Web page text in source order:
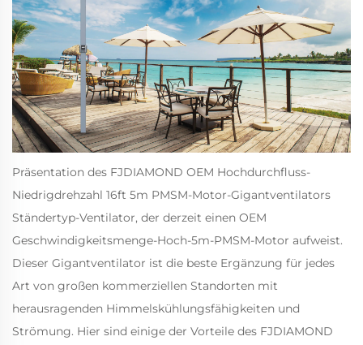
Präsentation des FJDIAMOND OEM Hochdurchfluss-
Niedrigdrehzahl 16ft 5m PMSM-Motor-Gigantventilators
Ständertyp-Ventilator, der derzeit einen OEM
Geschwindigkeitsmenge-Hoch-5m-PMSM-Motor aufweist.
Dieser Gigantventilator ist die beste Ergänzung für jedes
Art von großen kommerziellen Standorten mit
herausragenden Himmelskühlungsfähigkeiten und
Strömung. Hier sind einige der Vorteile des FJDIAMOND